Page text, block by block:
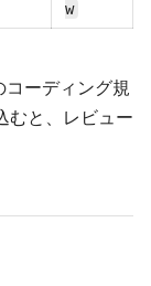
w
ーディング規
むと、レビュー